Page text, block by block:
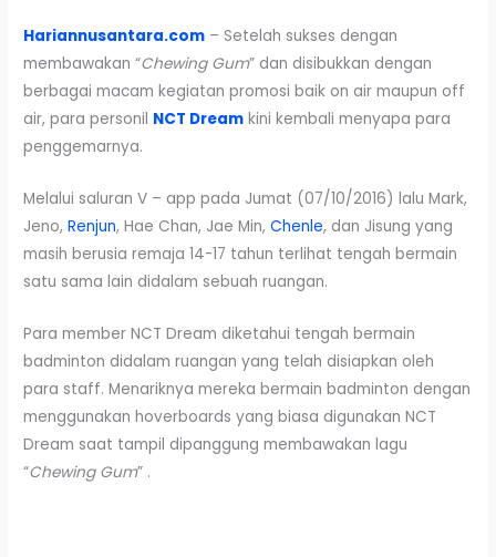
Hariannusantara.com – Setelah sukses dengan
membawakan “Chewing Gum” dan disibukkan dengan
berbagai macam kegiatan promosi baik on air maupun off
air, para personil NCT Dream kini kembali menyapa para
penggemarnya.
Melalui saluran V – app pada Jumat (07/10/2016) lalu Mark,
Jeno,Renjun, Hae Chan, Jae Min,Chenle, dan Jisung yang
masih berusia remaja 14-17 tahun terlihat tengah bermain
satu sama lain didalam sebuah ruangan.
Para member NCT Dream diketahui tengah bermain
badminton didalam ruangan yang telah disiapkan oleh
para staff. Menariknya mereka bermain badminton dengan
menggunakan hoverboards yang biasa digunakan NCT
Dream saat tampil dipanggung membawakan lagu
“Chewing Gum” .